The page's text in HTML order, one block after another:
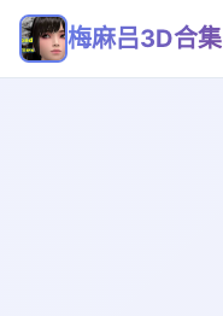
梅麻吕3D合集